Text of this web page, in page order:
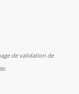
de validation de